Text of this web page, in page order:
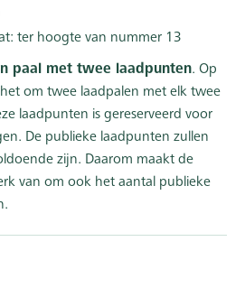
ter hoogte van nummer 13
paal met twee laadpunten. Op
om twee laadpalen met elk twee
laadpunten is gereserveerd voor
De publieke laadpunten zullen
zijn. Daarom maakt de
van om ook het aantal publieke